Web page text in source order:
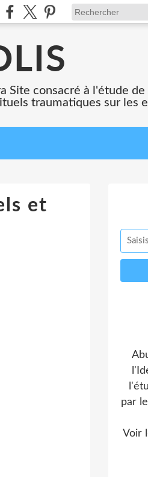
consacré à l'étude de
traumatiques sur les
et
par
Voir